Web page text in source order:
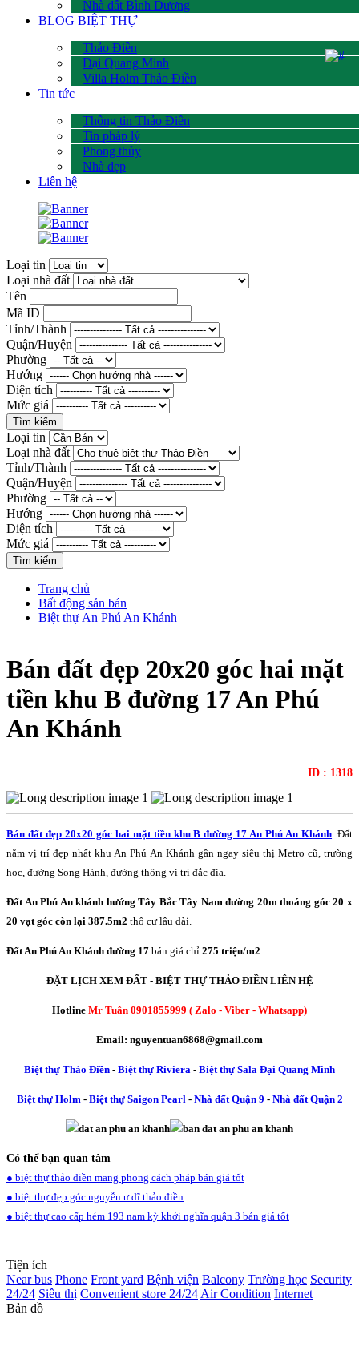
Nhà đất Bình Dương
BLOG BIỆT THỰ
Thảo Điền
Đại Quang Minh
Villa Holm Thảo Điền
Tin tức
Thông tin Thảo Điền
Tin pháp lý
Phong thủy
Nhà đẹp
Liên hệ
Loại tin
Loại nhà đất
Tên
Mã ID
Tỉnh/Thành
Quận/Huyện
Phường
Hướng
Diện tích
Mức giá
Loại tin
Loại nhà đất
Tỉnh/Thành
Quận/Huyện
Phường
Hướng
Diện tích
Mức giá
Trang chủ
Bất động sản bán
Biệt thự An Phú An Khánh
Bán đất đẹp 20x20 góc hai mặt
tiền khu B đường 17 An Phú
An Khánh
ID : 1318
Bán đất đẹp 20x20 góc hai mặt tiền khu B đường 17 An Phú An Khánh. Đất
nằm vị trí đẹp nhất khu An Phú An Khánh gần ngay siêu thị Metro cũ, trường
học, đường Song Hành, đường thông vị trí đắc địa.
Đất An Phú An khánh hướng Tây Bắc Tây Nam đường 20m thoáng góc 20 x
20 vạt góc còn lại 387.5m2 thổ cư lâu dài.
Đất An Phú An Khánh đường 17 bán giá chỉ 275 triệu/m2
ĐẶT LỊCH XEM ĐẤT - BIỆT THỰ THẢO ĐIỀN LIÊN HỆ
Hotline Mr Tuân 0901855999 ( Zalo - Viber - Whatsapp)
Email: nguyentuan6868@gmail.com
Biệt thự Thảo Điền - Biệt thự Riviera - Biệt thự Sala Đại Quang Minh
Biệt thự Holm- Biệt thự Saigon Pearl- Nhà đất Quận 9 - Nhà đất Quận 2
Có thể bạn quan tâm
● biệt thự thảo điền mang phong cách pháp bán giá tốt
● biệt thự đẹp góc nguyễn ư dĩ thảo điền
● biệt thự cao cấp hẻm 193 nam kỳ khởi nghĩa quận 3 bán giá tốt
Tiện ích
Near bus Phone Front yard Bệnh viện Balcony Trường học Security
24/24 Siêu thị Convenient store 24/24 Air Condition Internet
Bản đồ